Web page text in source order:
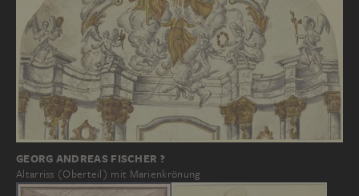
GEORG ANDREAS FISCHER ?
Altarriss (Oberteil) mit Marienkrönung